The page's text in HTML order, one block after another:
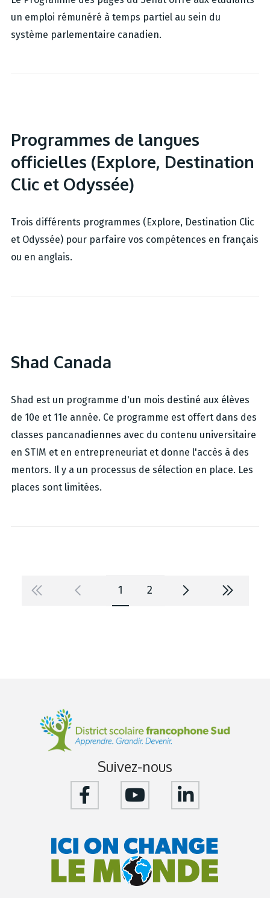
un emploi rémunéré à temps partiel au sein du
système parlementaire canadien.
Programmes de langues
officielles (Explore, Destination
Clic et Odyssée)
Trois différents programmes (Explore, Destination Clic
et Odyssée) pour parfaire vos compétences en français
ou en anglais.
Shad Canada
Shad est un programme d'un mois destiné aux élèves
de 10e et 11e année. Ce programme est offert dans des
classes pancanadiennes avec du contenu universitaire
en STIM et en entrepreneuriat et donne l'accès à des
mentors. Il y a un processus de sélection en place. Les
places sont limitées.
1 2
Suivez-nous